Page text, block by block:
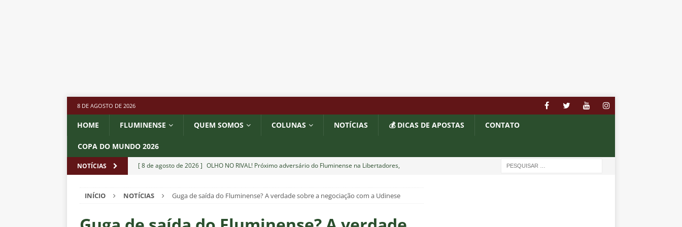
8 DE AGOSTO DE 2026
HOME FLUMINENSE QUEM SOMOS COLUNAS NOTÍCIAS 💰 DICAS DE APOSTAS CONTATO
COPA DO MUNDO 2026
NOTÍCIAS [ 8 de agosto de 2026 ] OLHO NO RIVAL! Próximo adversário do Fluminense na Libertadores,
[ 7 de agosto de 2026 ] REFORÇO? Fluminense apresenta proposta por atacante do Sport
INÍCIO NOTÍCIAS Guga de saída do Fluminense? A verdade sobre a negociação com a Udinese